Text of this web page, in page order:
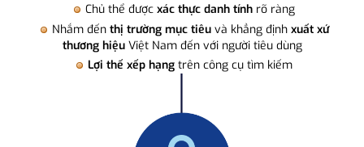
Chủ thể được xác thực danh tính rõ ràng
Nhắm đến thị trường mục tiêuvà khẳng định xuất xứ
thương hiệuViệt Nam đến với người tiêu dùng
Lợi thế xếp hạng trên công cụ tìm kiếm